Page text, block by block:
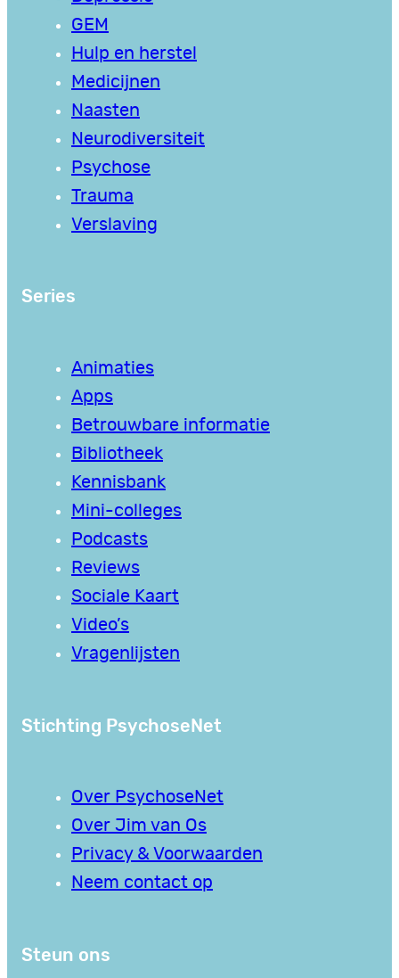
GEM
Hulp en herstel
Medicijnen
Naasten
Neurodiversiteit
Psychose
Trauma
Verslaving
Series
Animaties
Apps
Betrouwbare informatie
Bibliotheek
Kennisbank
Mini-colleges
Podcasts
Reviews
Sociale Kaart
Video’s
Vragenlijsten
Stichting PsychoseNet
Over PsychoseNet
Over Jim van Os
Privacy & Voorwaarden
Neem contact op
Steun ons